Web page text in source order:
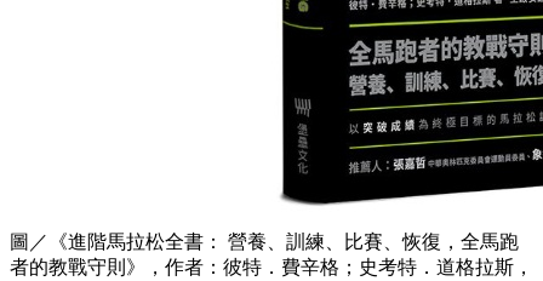
圖／《進階馬拉松全書： 營養、訓練、比賽、恢復，全馬跑
者的教戰守則》，作者：彼特．費辛格；史考特．道格拉斯，